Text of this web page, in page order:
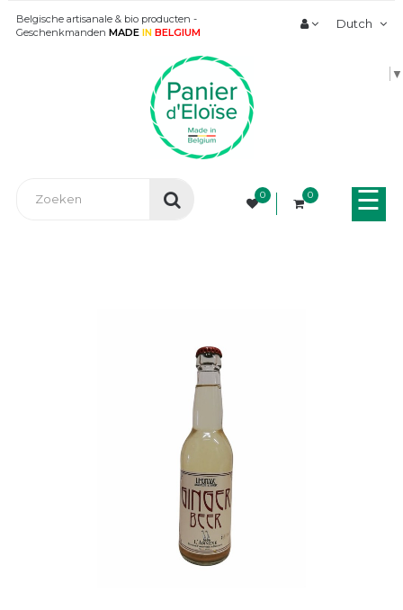
Belgische artisanale & bio producten -
Geschenkmanden MADE IN BELGIUM
Dutch
▼
0 0 ☰